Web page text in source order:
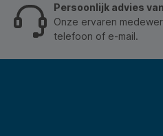
Persoonlijk advies
Onze ervaren
telefoon of e-mail.